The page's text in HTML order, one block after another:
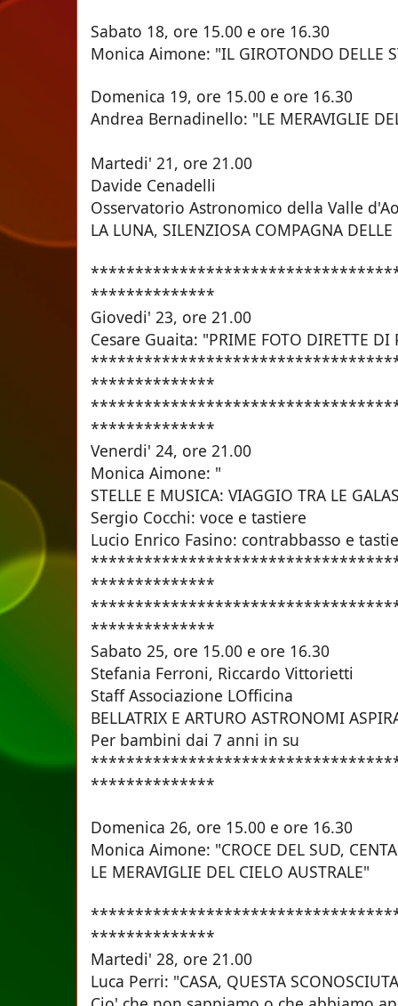
Sabato 18, ore 15.00 e
Monica Aimone: "IL GIROTONDO DELLE
Domenica 19, ore 15.00 e
Andrea Bernadinello: "LE MERAVIGLIE
Martedi' 21, ore
Davide Cenadelli
Osservatorio Astronomico della Valle
LA LUNA, SILENZIOSA COMPAGNA
**************
Giovedi' 23, ore
Cesare Guaita: "PRIME FOTO DIRETTE DI
**************
**************
Venerdi' 24, ore
Monica Aimone: "
STELLE E MUSICA: VIAGGIO TRA LE
Sergio Cocchi: voce e tastiere
Lucio Enrico Fasino: contrabbasso e
**************
**************
Sabato 25, ore 15.00 e
Stefania Ferroni, Riccardo Vittorietti
Staff Associazione LOfficina
BELLATRIX E ARTURO ASTRONOMI
Per bambini dai 7 anni in su
**************
Domenica 26, ore 15.00 e
Monica Aimone: "CROCE DEL SUD,
LE MERAVIGLIE DEL CIELO AUSTRALE"
**************
Martedi' 28, ore
Luca Perri: "CASA, QUESTA